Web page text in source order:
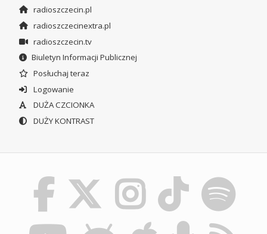
radioszczecin.pl
radioszczecinextra.pl
radioszczecin.tv
Biuletyn Informacji Publicznej
Posłuchaj teraz
Logowanie
DUŻA CZCIONKA
DUŻY KONTRAST